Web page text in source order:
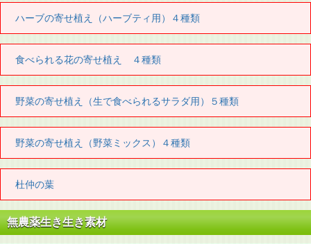
ハーブの寄せ植え（ハーブティ用）４種類
食べられる花の寄せ植え ４種類
野菜の寄せ植え（生で食べられるサラダ用）５種類
野菜の寄せ植え（野菜ミックス）４種類
杜仲の葉
無農薬生き生き素材